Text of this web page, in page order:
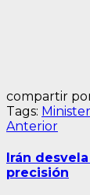
compartir
Tags:
de
entradas
Anterior
Irán
precisión